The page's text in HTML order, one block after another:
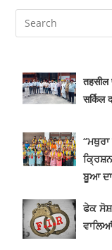
तहसील
सर्किल
ਬੂਆ
ਫੇਕ